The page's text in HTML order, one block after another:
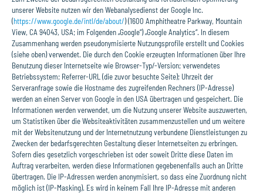
unserer Website nutzen wir den Webanalysedienst der Google Inc.
(https://www.google.de/intl/de/about/) (1600 Amphitheatre Parkway, Mountain
View, CA 94043, USA; im Folgenden „Google“) „Google Analytics“. In diesem
Zusammenhang werden pseudonymisierte Nutzungsprofile erstellt und Cookies
(siehe oben) verwendet. Die durch den Cookie erzeugten Informationen über Ihre
Benutzung dieser Internetseite wie Browser-Typ/-Version; verwendetes
Betriebssystem; Referrer-URL (die zuvor besuchte Seite); Uhrzeit der
Serveranfrage sowie die Hostname des zugreifenden Rechners (IP-Adresse)
werden an einen Server von Google in den USA übertragen und gespeichert. Die
Informationen werden verwendet, um die Nutzung unserer Website auszuwerten,
um Statistiken über die Websiteaktivitäten zusammenzustellen und um weitere
mit der Websitenutzung und der Internetnutzung verbundene Dienstleistungen zu
Zwecken der bedarfsgerechten Gestaltung dieser Internetseiten zu erbringen.
Sofern dies gesetzlich vorgeschrieben ist oder soweit Dritte diese Daten im
Auftrag verarbeiten, werden diese Informationen gegebenenfalls auch an Dritte
übertragen. Die IP-Adressen werden anonymisiert, so dass eine Zuordnung nicht
möglich ist (IP-Masking). Es wird in keinem Fall Ihre IP-Adresse mit anderen